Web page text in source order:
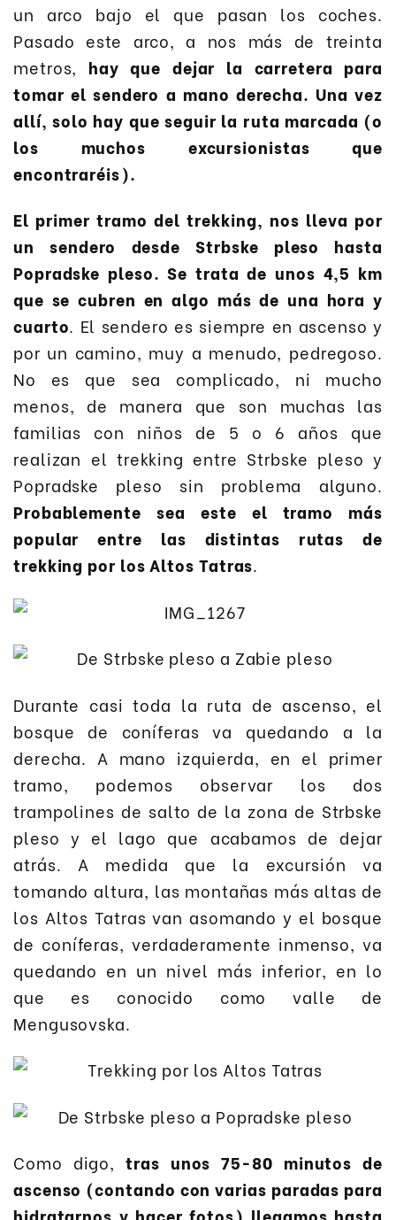
un arco bajo el que pasan los coches.
Pasado este arco, a nos más de treinta
metros, hay que dejar la carretera para
tomar el sendero a mano derecha. Una vez
allí, solo hay que seguir la ruta marcada (o
los muchos excursionistas que
encontraréis).
El primer tramo del trekking, nos lleva por
un sendero desde Strbske pleso hasta
Popradske pleso. Se trata de unos 4,5 km
que se cubren en algo más de una hora y
cuarto. El sendero es siempre en ascenso y
por un camino, muy a menudo, pedregoso.
No es que sea complicado, ni mucho
menos, de manera que son muchas las
familias con niños de 5 o 6 años que
realizan el trekking entre Strbske pleso y
Popradske pleso sin problema alguno.
Probablemente sea este el tramo más
popular entre las distintas rutas de
trekking por los Altos Tatras.
Durante casi toda la ruta de ascenso, el
bosque de coníferas va quedando a la
derecha. A mano izquierda, en el primer
tramo, podemos observar los dos
trampolines de salto de la zona de Strbske
pleso y el lago que acabamos de dejar
atrás. A medida que la excursión va
tomando altura, las montañas más altas de
los Altos Tatras van asomando y el bosque
de coníferas, verdaderamente inmenso, va
quedando en un nivel más inferior, en lo
que es conocido como valle de
Mengusovska.
Como digo,tras unos 75-80 minutos de
ascenso (contando con varias paradas para